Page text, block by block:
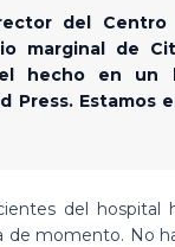
del Centro
marginal de
hecho en un
Press. Estamos
del hospital
momento. No